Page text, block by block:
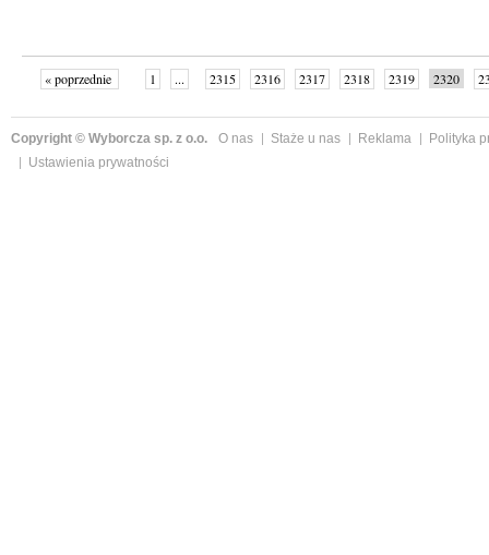
« poprzednie 1 ... 2315 2316 2317 2318 2319 2320
Copyright © Wyborcza sp. z o.o. O nas Staże u nas Reklama
Polityka
Ustawienia prywatności